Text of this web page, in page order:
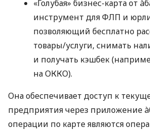
«Голубая» бизнес-карта от
инструмент для ФЛП и
позволяющий бесплатно
товары/услуги, снимать
и получать кэшбек
на ОККО).
Она обеспечивает доступ к
предприятия через приложение
операции по карте являются